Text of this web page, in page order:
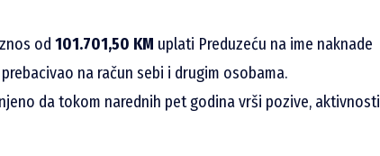
od 101.701,50 KM uplati Preduzeću na ime naknade
na račun sebi i drugim osobama.
da tokom narednih pet godina vrši pozive, aktivnosti